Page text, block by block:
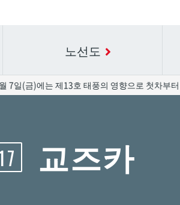
노선도
아카미네
아카미네
(금)에는 제13호 태풍의 영향으로 첫차부터
교즈카